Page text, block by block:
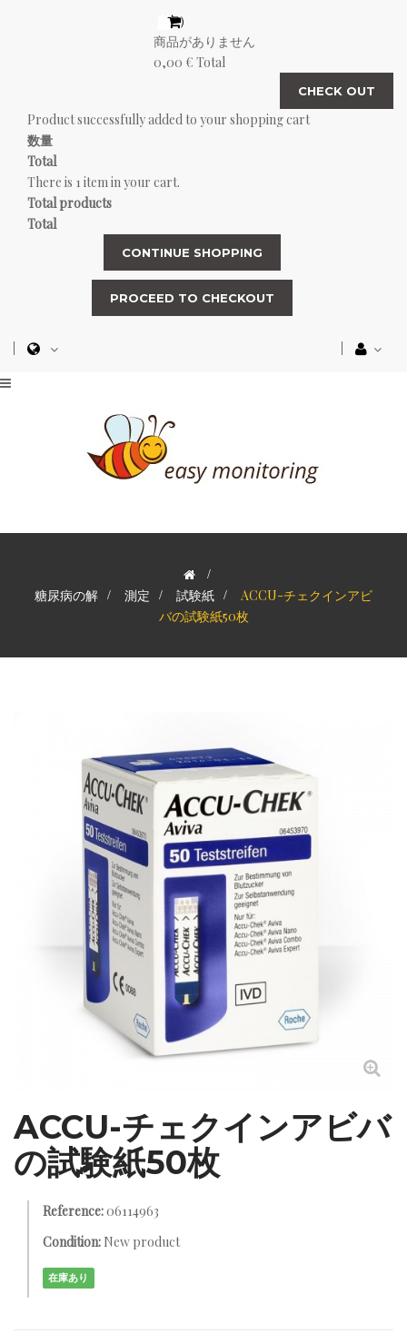
（空）
商品がありません
0,00 € Total
CHECK OUT
Product successfully added to your shopping cart
数量
Total
There is 1 item in your cart.
Total products
Total
CONTINUE SHOPPING
PROCEED TO CHECKOUT
>
糖尿病の解 > 測定 > 試験紙 >
ACCU-チェクインアビ
バの試験紙50枚
ACCU-チェクインアビバ
の試験紙50枚
Reference:06114963
Condition: New product
在庫あり